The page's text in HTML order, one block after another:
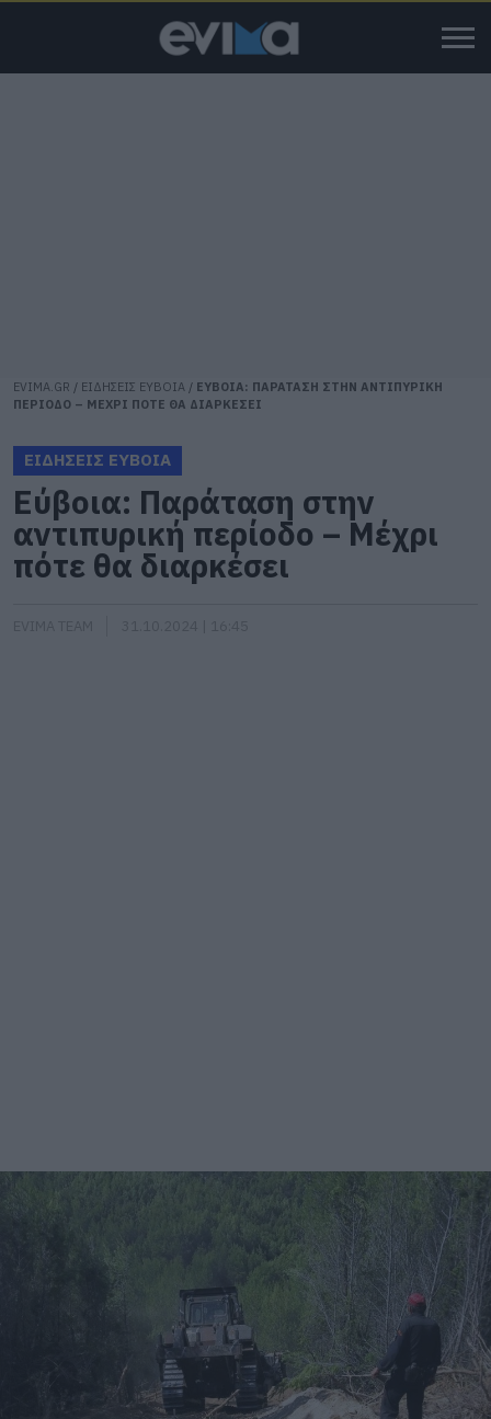
EVIMA.GR / ΕΙΔΗΣΕΙΣ ΕΥΒΟΙΑ / ΕΥΒΟΙΑ: ΠΑΡΑΤΑΣΗ ΣΤΗΝ ΑΝΤΙΠΥΡΙΚΗ
ΠΕΡΙΟΔΟ – ΜΕΧΡΙ ΠΟΤΕ ΘΑ ΔΙΑΡΚΕΣΕΙ
ΕΙΔΗΣΕΙΣ ΕΥΒΟΙΑ
Εύβοια: Παράταση στην
αντιπυρική περίοδο – Μέχρι
πότε θα διαρκέσει